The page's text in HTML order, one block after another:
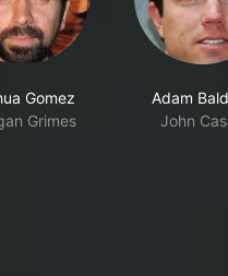
Gomez
Grimes
Adam
John